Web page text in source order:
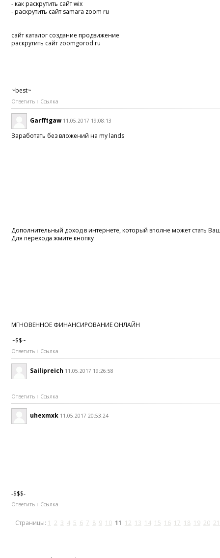
- как раскрутить сайт wix
- раскрутить сайт samara zoom ru
сайт каталог создание продвижение
раскрутить сайт zoomgorod ru
~best~
Ответить Ссылка
Garfftgaw 11.05.2017 19:08:13
Заработать без вложений на my lands
Дополнительный доход в интернете, который вполне может стать
Для перехода жмите кнопку
МГНОВЕННОЕ ФИНАНСИРОВАНИЕ ОНЛАЙН
~$$~
Ответить Ссылка
Sailipreich 11.05.2017 19:26:58
Ответить Ссылка
uhexmxk 11.05.2017 20:53:24
-$$$-
Ответить Ссылка
Страницы: 1 2 3 4 5 6 7 8 9 10 11 12 13 14 15 16 17 18 19 20 21